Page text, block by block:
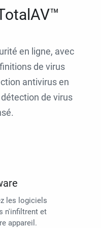
en ligne, avec
de virus
antivirus en
de virus
les logiciels
n'infiltrent et
appareil.